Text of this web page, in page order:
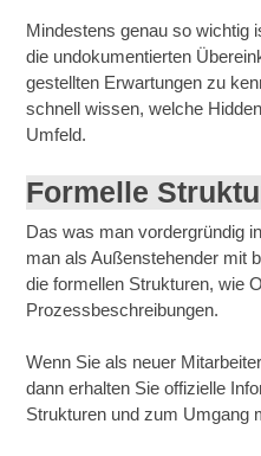
Mindestens genau so wichtig
die undokumentierten
gestellten Erwartungen zu
schnell wissen, welche
Umfeld.
Formelle
Das was man vordergründig
man als Außenstehender mit
die formellen Strukturen, wie
Prozessbeschreibungen.
Wenn Sie als neuer
dann erhalten Sie offizielle
Strukturen und zum Umgang